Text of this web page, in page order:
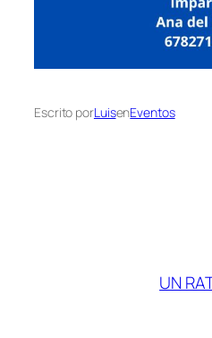
Escrito porLuisenEventos
UN